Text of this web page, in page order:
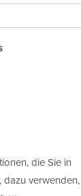
die Sie in
dazu verwenden,